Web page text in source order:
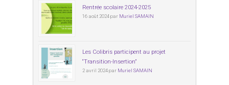
Rentrée scolaire 2024-2025
16 août 2024 par Muriel SAMAIN
Les Colibris participent au projet
“Transition-Insertion”
2 avril 2024 par Muriel SAMAIN